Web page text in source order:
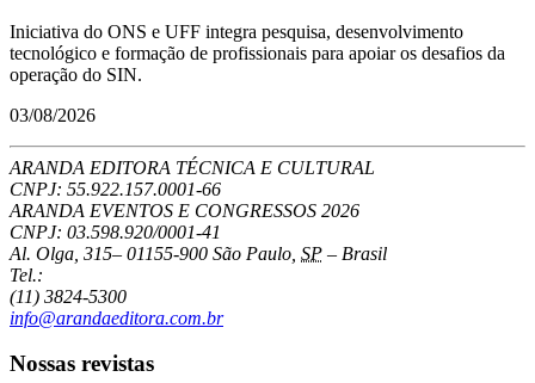
Iniciativa do ONS e UFF integra pesquisa, desenvolvimento
tecnológico e formação de profissionais para apoiar os desafios da
operação do SIN.
03/08/2026
ARANDA EDITORA TÉCNICA E CULTURAL
CNPJ: 55.922.157.0001-66
ARANDA EVENTOS E CONGRESSOS 2026
CNPJ: 03.598.920/0001-41
Al. Olga, 315– 01155-900 São Paulo SP – Brasil
Tel.:
(11) 3824-5300
info@arandaeditora.com.br
Nossas revistas